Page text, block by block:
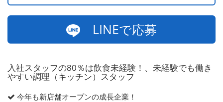
LINEで応募
入社スタッフの80％は飲食未経験！、未経験でも働き
やすい調理（キッチン）スタッフ
今年も新店舗オープンの成長企業！